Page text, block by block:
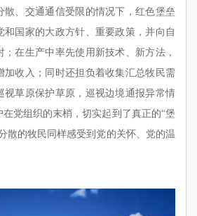
散、交通通信受限的情况下，红色堡垒
和国家的大政方针、重要政策，并向自
在生产中率先使用新技术、新方法，
加收入；同时还担负着收集汇总牧民需
视草原保护草原，巡视边境通报异常情
党组织的末梢，切实起到了真正的“堡
散的牧民同样感受到党的关怀、党的温